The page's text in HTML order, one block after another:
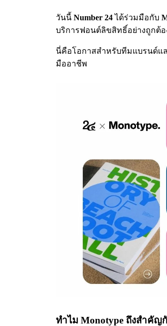
วันนี้ Number 24ได้ร่วมมือกับ
บริการฟอนต์ลิขสิทธิ์อย่างถูกต้อ
นี่คือโอกาสสำหรับทีมแบรนด์แ
มืออาชีพ
ทำไม Monotype ถึงสำคั